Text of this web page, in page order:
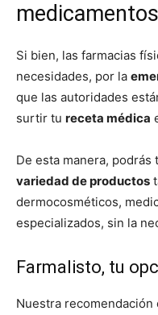
Si bien, las farmacias
necesidades, por la
que las autoridades
surtir tu receta médica
De esta manera, podrás
variedad de productos
dermocosméticos,
especializados, sin la
Farmalisto, tu
Nuestra recomendación